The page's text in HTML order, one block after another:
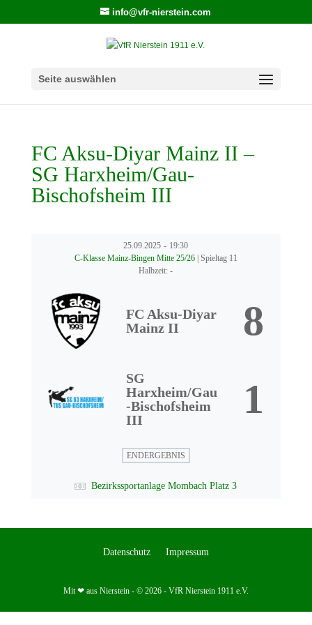
info@vfr-nierstein.com
Seite auswählen
FC Aksu-Diyar Mainz II –
SG Harxheim/Gau-
Bischofsheim III
25.09.2025 - 19:30
C-Klasse Mainz-Bingen Mitte 25/26 | Spieltag 11
Halbzeit: -
FC Aksu-Diyar
Mainz II
8
SG
Harxheim/Gau
-Bischofsheim
III
1
ENDERGEBNIS
Bezirkssportanlage Mombach Platz 3
Datenschutz Impressum
Mit ❤ aus Nierstein - © 2026 - VfR Nierstein 1911 e.V.